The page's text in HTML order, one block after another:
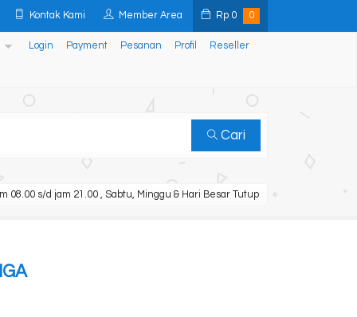
Kontak Kami Member Area Rp 0 0
Login Payment Pesanan Profil Reseller
Cari
08.00 s/d jam 21.00 , Sabtu, Minggu & Hari Besar Tutup